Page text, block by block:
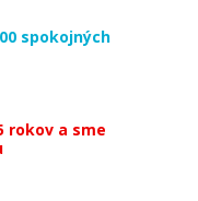
spokojných
rokov a sme